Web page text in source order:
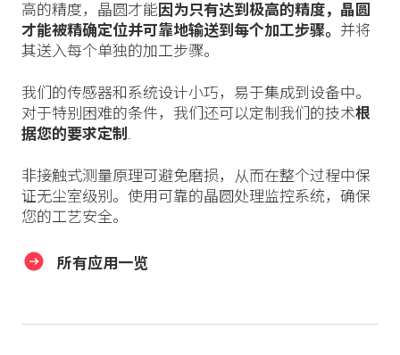
高的精度，晶圆才能 因为只有达到极高的精度，晶圆
才能被精确定位并可靠地输送到每个加工步骤。 并将
其送入每个单独的加工步骤。
我们的传感器和系统设计小巧，易于集成到设备中。
对于特别困难的条件，我们还可以定制我们的技术根
据您的要求定制 .
非接触式测量原理可避免磨损，从而在整个过程中保
证无尘室级别。使用可靠的晶圆处理监控系统，确保
您的工艺安全。
所有应用一览